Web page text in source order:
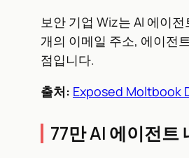
보안 기업 Wiz는 AI 에이
개의 이메일 주소, 에이전
점입니다.
출처: Exposed Moltbook
77만 AI 에이전트